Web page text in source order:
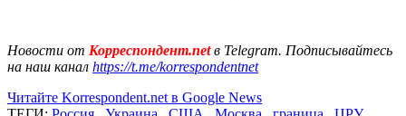
Новости от Корреспондент.netв Telegram. Подписывайтесь
на наш канал https://t.me/korrespondentnet
Читайте Korrespondent.net в Google News